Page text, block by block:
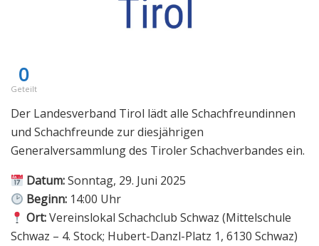
0
Geteilt
Der Landesverband Tirol lädt alle Schachfreundinnen
und Schachfreunde zur diesjährigen
Generalversammlung des Tiroler Schachverbandes ein.
Datum:Sonntag, 29. Juni 2025
Beginn: 14:00 Uhr
Ort:Vereinslokal Schachclub Schwaz (Mittelschule
Schwaz – 4. Stock; Hubert-Danzl-Platz 1, 6130 Schwaz)